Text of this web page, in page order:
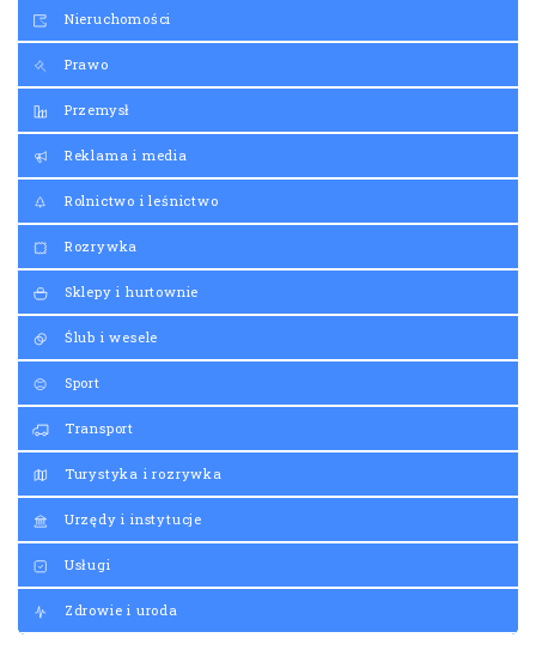
Nieruchomości
Prawo
Przemysł
Reklama i media
Rolnictwo i leśnictwo
Rozrywka
Sklepy i hurtownie
Ślub i wesele
Sport
Transport
Turystyka i rozrywka
Urzędy i instytucje
Usługi
Zdrowie i uroda